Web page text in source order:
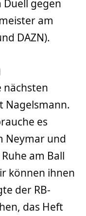
Duell gegen
am
DAZN).
Nagelsmann.
es
Neymar und
am Ball
können ihnen
der RB-
das Heft